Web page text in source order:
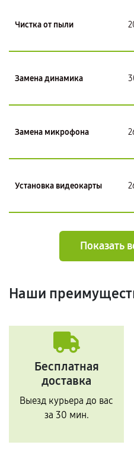
Чистка от пыли
Замена динамика
Замена микрофона
Установка видеокарты
Показать
Наши
Бесплатная
доставка
Выезд курьера до вас
за 30 мин.